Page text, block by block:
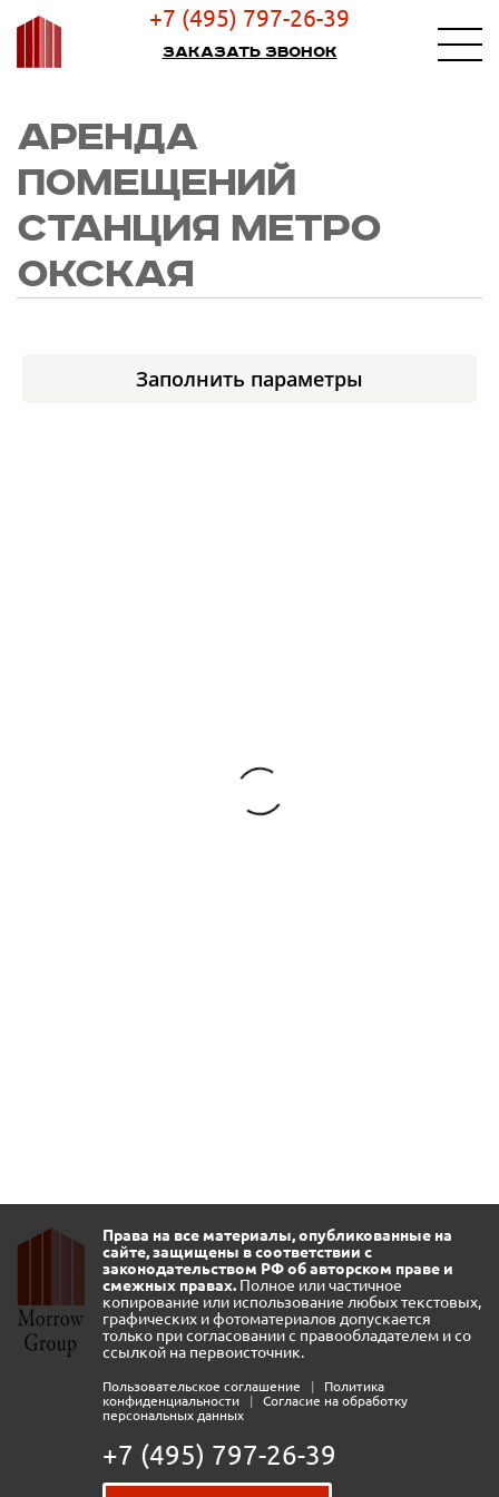
+7 (495) 797-26-39
Заказать звонок
АРЕНДА
ПОМЕЩЕНИЙ
СТАНЦИЯ МЕТРО
ОКСКАЯ
Заполнить параметры
Права на все материалы, опубликованные на
сайте, защищены в соответствии с
законодательством РФ об авторском праве и
смежных правах. Полное или частичное
копирование или использование любых текстовых,
графических и фотоматериалов допускается
только при согласовании с правообладателем и со
ссылкой на первоисточник.
Пользовательское соглашение |
Политика
конфиденциальности
|
Согласие на обработку
персональных данных
+7 (495) 797-26-39